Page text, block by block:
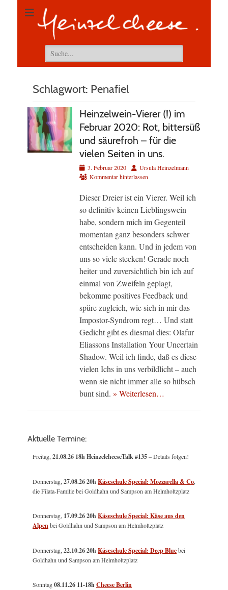
Suchen
nach:
Schlagwort: Penafiel
Heinzelwein-Vierer (!) im
Februar 2020: Rot, bittersüß
und säurefroh – für die
vielen Seiten in uns.
Veröffentlicht
am
3. Februar 2020 AutorUrsula Heinzelmann
Kommentar hinterlassen
Dieser Dreier ist ein Vierer. Weil ich
so definitiv keinen Lieblingswein
habe, sondern mich im Gegenteil
momentan ganz besonders schwer
entscheiden kann. Und in jedem von
uns so viele stecken! Gerade noch
heiter und zuversichtlich bin ich auf
einmal von Zweifeln geplagt,
bekomme positives Feedback und
spüre zugleich, wie sich in mir das
Impostor-Syndrom regt… Und statt
Gedicht gibt es diesmal dies: Olafur
Eliassons Installation Your Uncertain
Shadow. Weil ich finde, daß es diese
vielen Ichs in uns verbildlicht – auch
wenn sie nicht immer alle so hübsch
bunt sind. » Weiterlesen…
Aktuelle Termine:
Freitag,21.08.26 18h HeinzelcheeseTalk #135– Details folgen!
Donnerstag,27.08.26 20hKäseschule Special: Mozzarella & Co,
die Filata-Familie bei Goldhahn und Sampson am Helmholtzplatz
Donnerstag, 17.09.26 20hKäseschule Special: Käse aus den
Alpenbei Goldhahn und Sampson am Helmholtzplatz
Donnerstag,22.10.26 20hKäseschule Special: Deep Bluebei
Goldhahn und Sampson am Helmholtzplatz
Sonntag08.11.26 11-18hCheese Berlin